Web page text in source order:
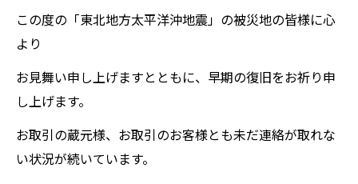
この度の「東北地方太平洋沖地震」の被災地の皆様に心
より
お見舞い申し上げますとともに、早期の復旧をお祈り申
し上げます。
お取引の蔵元様、お取引のお客様とも未だ連絡が取れな
い状況が続いています。